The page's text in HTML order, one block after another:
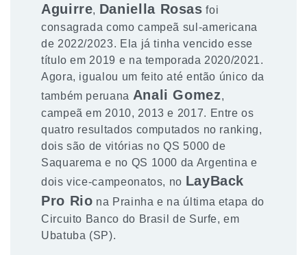
Aguirre, Daniella Rosas foi
consagrada como campeã sul-americana
de 2022/2023. Ela já tinha vencido esse
título em 2019 e na temporada 2020/2021.
Agora, igualou um feito até então único da
também peruana Anali Gomez,
campeã em 2010, 2013 e 2017. Entre os
quatro resultados computados no ranking,
dois são de vitórias no QS 5000 de
Saquarema e no QS 1000 da Argentina e
dois vice-campeonatos, no LayBack
Pro Rio na Prainha e na última etapa do
Circuito Banco do Brasil de Surfe, em
Ubatuba (SP).